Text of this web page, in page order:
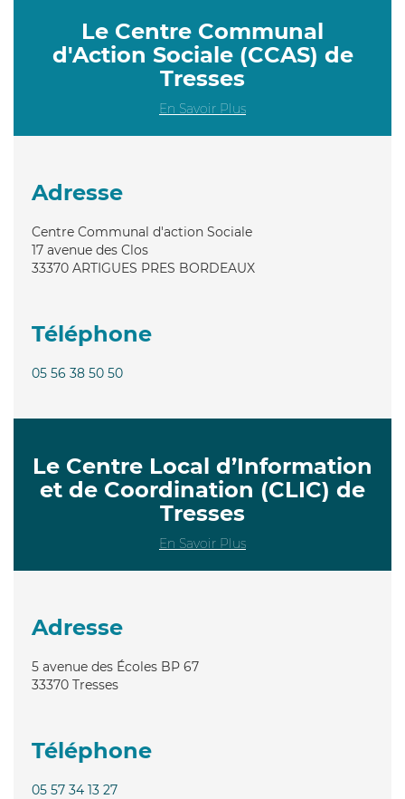
Le Centre Communal
d'Action Sociale (CCAS) de
Tresses
En Savoir Plus
Adresse
Centre Communal d'action Sociale
17 avenue des Clos
33370 ARTIGUES PRES BORDEAUX
Téléphone
05 56 38 50 50
Le Centre Local d’Information
et de Coordination (CLIC) de
Tresses
En Savoir Plus
Adresse
5 avenue des Écoles BP 67
33370 Tresses
Téléphone
05 57 34 13 27